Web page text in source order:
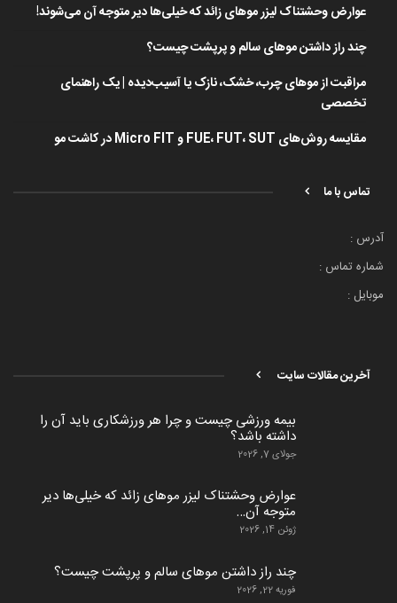
عوارض وحشتناک لیزر موهای زائد که خیلی‌ها دیر متوجه آن می‌شوند!
چند راز داشتن موهای سالم و پرپشت چیست؟
مراقبت از موهای چرب، خشک، نازک یا آسیب‌دیده | یک راهنمای
تخصصی
مقایسه روش‌های FUE، FUT، SUT و Micro FIT در کاشت مو
تماس با ما
آدرس :
شماره تماس :
موبایل :
آخرین مقالات سایت
بیمه ورزشی چیست و چرا هر ورزشکاری باید آن را
داشته باشد؟
جولای 7, 2026
عوارض وحشتناک لیزر موهای زائد که خیلی‌ها دیر
متوجه آن…
ژوئن 14, 2026
چند راز داشتن موهای سالم و پرپشت چیست؟
فوریه 22, 2026